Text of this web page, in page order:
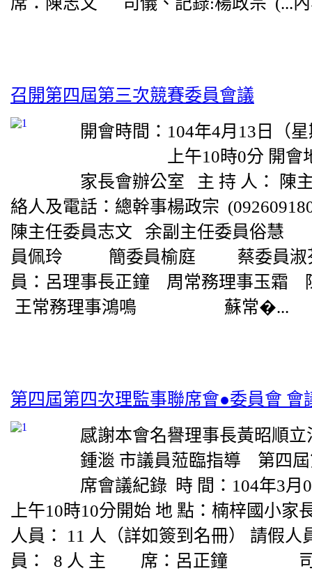
召開第四屆第三次競賽委員會議
開會時間：104年4月13日（
上午10時0分 開會地
家長會辦公室 主 持 人： 陳
絡人及電話：總幹事楊政宗
陳主任委員志文 余副主任委
員佩玲 簡委員榆庭 蔡委員
員：呂理事長正鐘 周常務理事玉霜
王常務理事鴻鳴 蘇常�...
第四屆第四次理監事聯席會●委員會 會
感謝本會名譽理事長黃昭順
鍾㴴 市議員蒞臨指導 第四
席會議紀錄 時 間：104年3月
上午10時10分開始 地 點：楠梓國小家
人員： 11 人（詳如簽到名冊） 請假人
員： 8 人 主 席：呂正鐘 司儀